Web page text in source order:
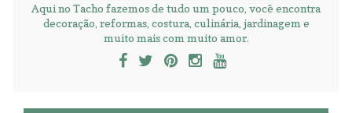
Aqui no Tacho fazemos de tudo um pouco, você encontra
decoração, reformas, costura, culinária, jardinagem e
muito mais com muito amor.